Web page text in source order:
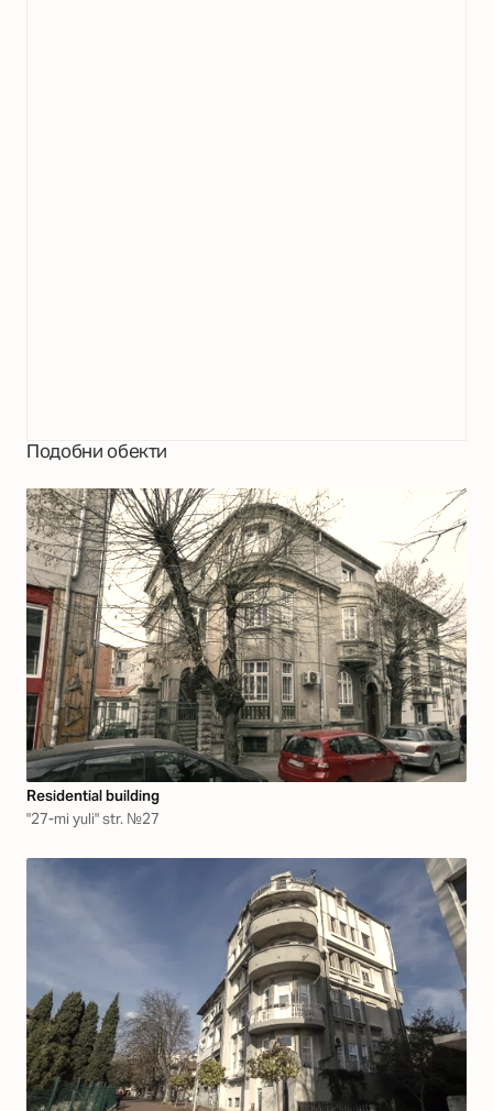
Подобни обекти
Residential building
"27-mi yuli" str. №27